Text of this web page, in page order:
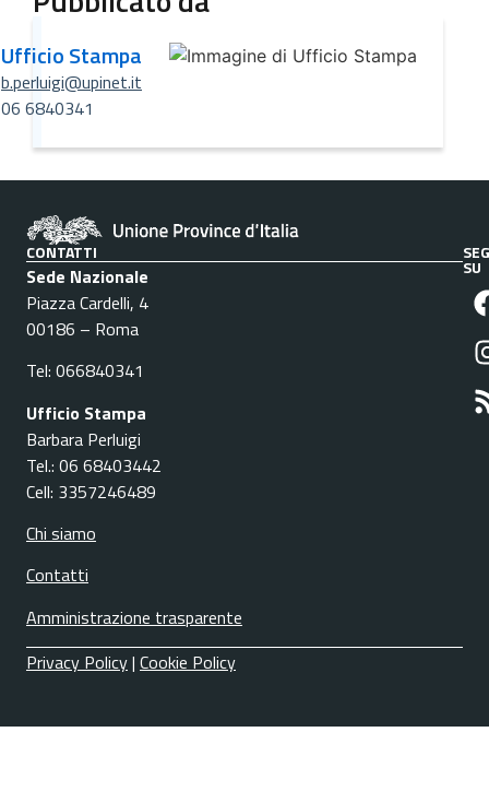
Ufficio Stampa
b.perluigi@upinet.it
06 6840341
CONTATTI
Sede Nazionale
Piazza Cardelli, 4
00186 – Roma
Tel: 066840341
Ufficio Stampa
Barbara Perluigi
Tel.: 06 68403442
Cell: 3357246489
Chi siamo
Contatti
Amministrazione trasparente
SU
Privacy Policy| Cookie Policy